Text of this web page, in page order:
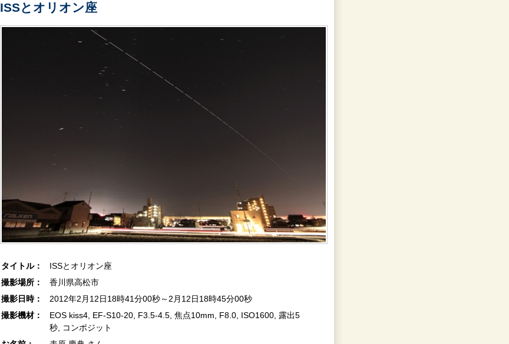
ISSとオリオン座
タイトル：
ISSとオリオン座
撮影場所：
香川県高松市
撮影日時：
2012年2月12日18時41分00秒～2月12日18時45分00秒
撮影機材：
EOS kiss4, EF-S10-20, F3.5-4.5, 焦点10mm, F8.0, ISO1600, 露出5
秒, コンポジット